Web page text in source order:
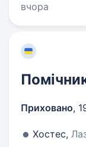
вчора
Приховано,
Хостес,